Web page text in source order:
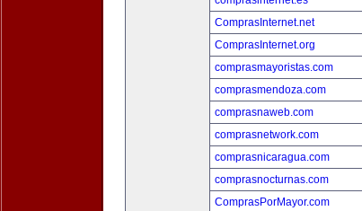
ComprasInternet.net
ComprasInternet.org
comprasmayoristas.com
comprasmendoza.com
comprasnaweb.com
comprasnetwork.com
comprasnicaragua.com
comprasnocturnas.com
ComprasPorMayor.com